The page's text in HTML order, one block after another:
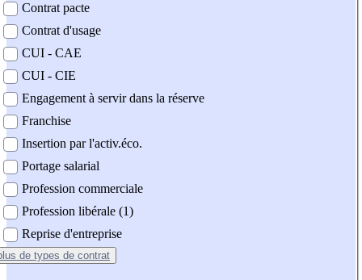
Contrat pacte
Contrat d'usage
CUI - CAE
CUI - CIE
Engagement à servir dans la réserve
Franchise
Insertion par l'activ.éco.
Portage salarial
Profession commerciale
Profession libérale (1)
Reprise d'entreprise
de types de contrat